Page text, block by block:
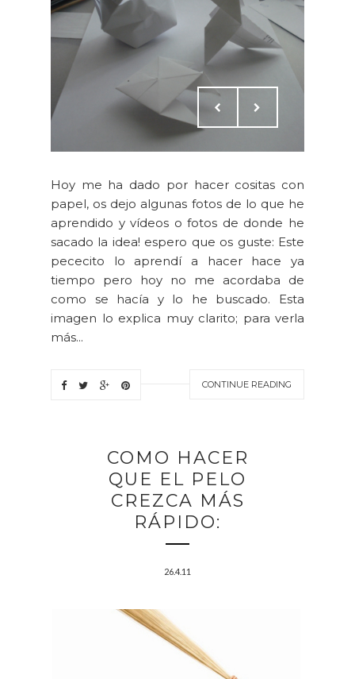
Hoy me ha dado por hacer cositas con
papel, os dejo algunas fotos de lo que he
aprendido y vídeos o fotos de donde he
sacado la idea! espero que os guste: Este
pececito lo aprendí a hacer hace ya
tiempo pero hoy no me acordaba de
como se hacía y lo he buscado. Esta
imagen lo explica muy clarito; para verla
más...
CONTINUE READING
COMO HACER
QUE EL PELO
CREZCA MÁS
RÁPIDO:
26.4.11